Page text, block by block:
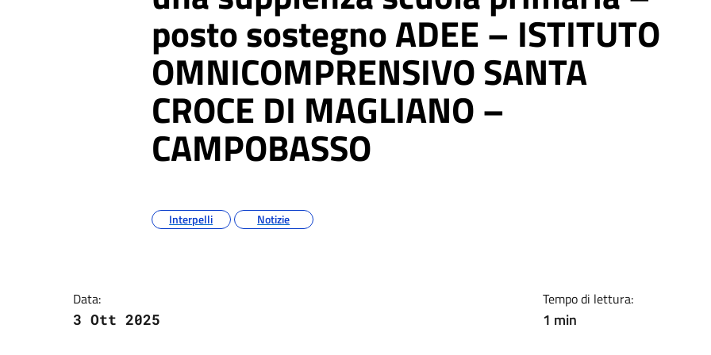
posto sostegno ADEE – ISTITUTO
OMNICOMPRENSIVO SANTA
CROCE DI MAGLIANO –
CAMPOBASSO
Argomenti
Interpelli Notizie
Data:
3 Ott 2025
Tempo di lettura:
1 min